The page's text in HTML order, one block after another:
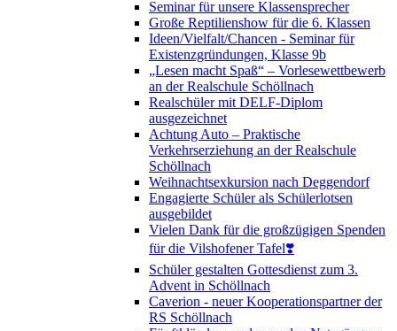
Seminar für unsere Klassensprecher
Große Reptilienshow für die 6. Klassen
Ideen/Vielfalt/Chancen - Seminar für
Existenzgründungen, Klasse 9b
„Lesen macht Spaß“ – Vorlesewettbewerb
an der Realschule Schöllnach
Realschüler mit DELF-Diplom
ausgezeichnet
Achtung Auto – Praktische
Verkehrserziehung an der Realschule
Schöllnach
Weihnachtsexkursion nach Deggendorf
Engagierte Schüler als Schülerlotsen
ausgebildet
Vielen Dank für die großzügigen Spenden
für die Vilshofener Tafel❣️
Schüler gestalten Gottesdienst zum 3.
Advent in Schöllnach
Caverion - neuer Kooperationspartner der
RS Schöllnach